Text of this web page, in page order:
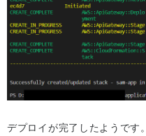
デプロイが完了したようです。